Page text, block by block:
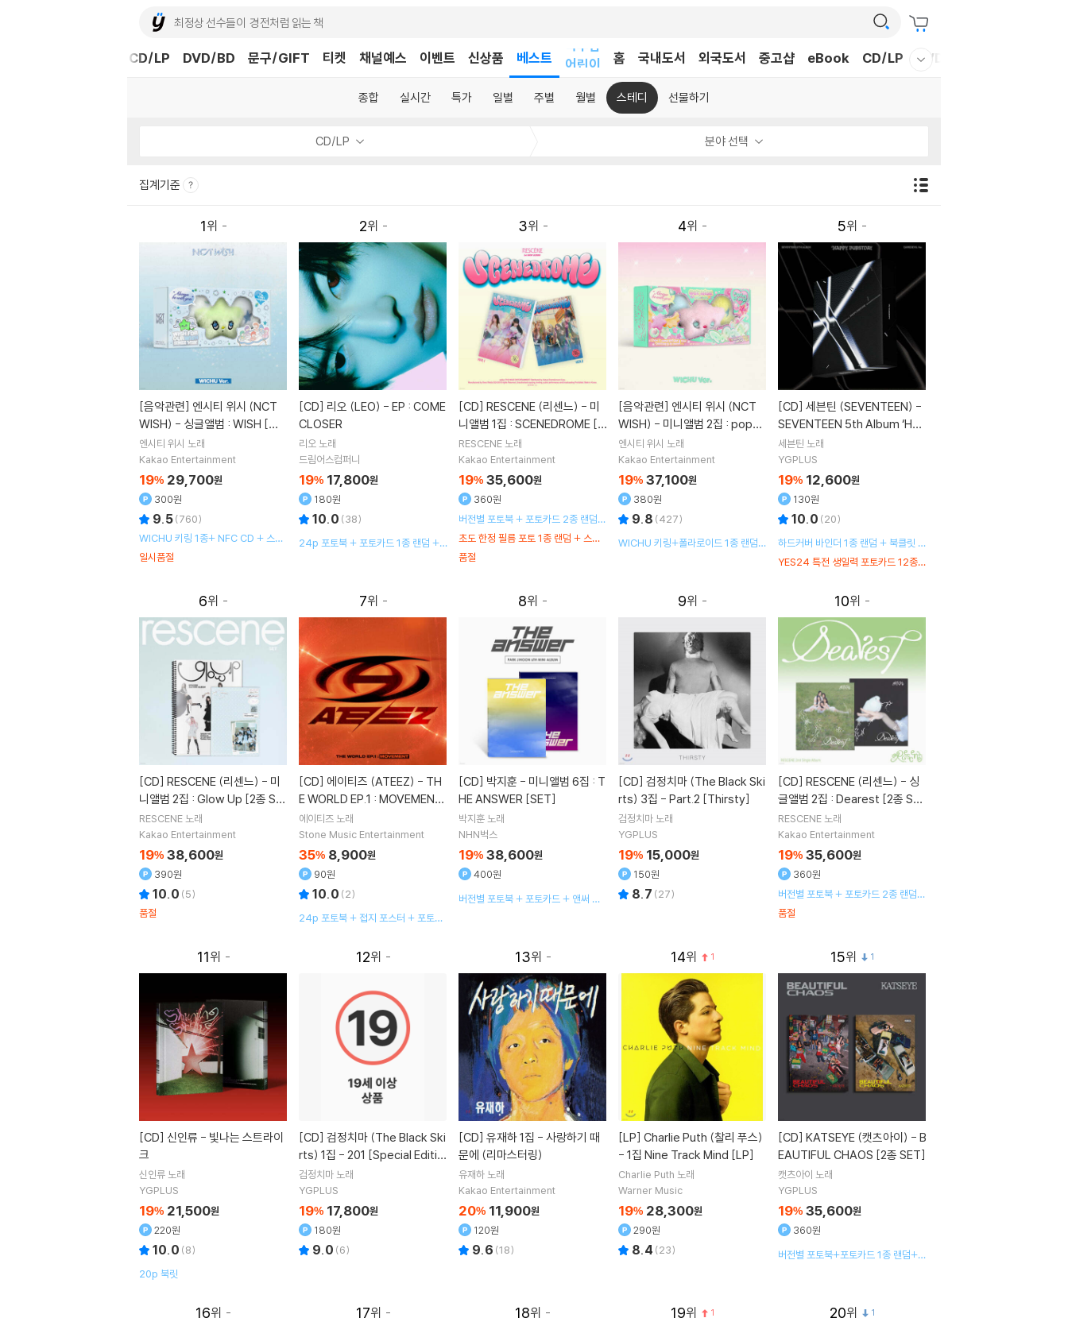
채널예스 이벤트 신상품 베스트
어린이
어린이
홈 국내도서 외국도서 중고샵 eBook CD/LP DVD/BD
CD/LP DVD/BD 문구/GIFT 티켓
종합 실시간 특가 일별 주별 월별 스테디 선물하기
CD/LP 분야 선택
집계기준
1
[음악관련]
WISH) - 싱글앨범 : WISH [WI
CHU Ver.](스마트앨범)
엔시티 위시 노래
Kakao Entertainment
19% 29,700원
300원
9.5(760)
WICHU 키링 1종+ NFC CD + 스티
커 + WICHU 가이드 1종 랜덤 + 폴라
일시품절
2
[CD]
CLOSER
리오 노래
드림어스컴퍼니
19% 17,800원
180원
10.0 (38)
24p 포토북 + 포토카드 1종 랜덤 +
3
[CD]
니앨범 1집 : SCENEDROME [2
종 SET]
RESCENE 노래
Kakao Entertainment
초도 한정 필름 포토 1종 랜덤 + 스티
커 1종 랜덤 + 홀로그램 엽서 1종 삽입
19% 35,600원
360원
버전별 포토북 + 포토카드 2종 랜덤 +
리릭포스터 2p + 접지포스터 1종 랜
품절
4
[음악관련]
WISH) - 미니앨범 2집 : poppo
p [WICHU Ver.](스마트앨범)
엔시티 위시 노래
Kakao Entertainment
19% 37,100원
380원
9.8 (427)
WICHU 키링+폴라로이드 1종 랜덤
5
[CD]
SEVENTEEN 5th Album ‘HA
PPY BURSTDAY’ [DAREDEVI
L Ver.]
세븐틴 노래
YGPLUS
YES24 특전 생일력 포토카드 12종
19% 12,600원
130원
10.0 (20)
하드커버 바인더 1종 랜덤 + 북클릿 1
세트 랜덤 + 가사지 + 엽서 1종 랜덤
+ 포토카드 4종 랜덤
6
[CD]
니앨범 2집 : Glow Up [2종 SE
T]
RESCENE 노래
Kakao Entertainment
19% 38,600원
390원
10.0 (5)
품절
7
[CD]
E WORLD EP.1 : MOVEMENT
[Digipak ver.] [8종 중 랜덤발
송]
에이티즈 노래
Stone Music Entertainment
35% 8,900원
90원
10.0 (2)
24p 포토북 + 접지 포스터 + 포토카
8
[CD]
HE ANSWER [SET]
박지훈 노래
NHN벅스
19% 38,600원
400원
버전별 포토북 + 포토카드 + 앤써 포
9
[CD]
rts) 3집 - Part.2 [Thirsty]
검정치마 노래
YGPLUS
19% 15,000원
150원
8.7 (27)
10
[CD]
글앨범 2집 : Dearest [2종 SE
T]
RESCENE 노래
Kakao Entertainment
19% 35,600원
360원
버전별 포토북 + 포토카드 2종 랜덤 +
포스터 + 리릭포스터 + 인화사진 +
품절
11
[CD]
크
신인류 노래
YGPLUS
19% 21,500원
220원
10.0 (8)
20p 북릿
12
[CD]
rts) 1집 - 201 [Special Editio
n][재발매]
검정치마 노래
YGPLUS
19% 17,800원
180원
9.0 (6)
13
[CD]
문에 (리마스터링)
유재하 노래
Kakao Entertainment
20% 11,900원
120원
9.6 (18)
14 1
[LP]
- 1집 Nine Track Mind [LP]
Charlie Puth 노래
Warner Music
19% 28,300원
290원
8.4 (23)
15 1
[CD]
EAUTIFUL CHAOS [2종 SET]
캣츠아이 노래
YGPLUS
19% 35,600원
360원
버전별 포토북+포토카드 1종 랜덤+폴
16 17 18 19 1 20 1